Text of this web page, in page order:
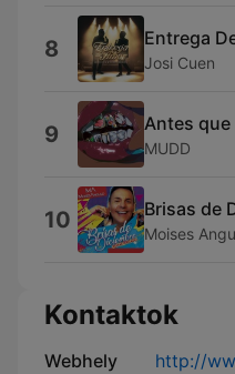
8 Entrega
Josi Cuen
9 Antes que
MUDD
10 Brisas de
Moises
Kontaktok
Webhely
http://